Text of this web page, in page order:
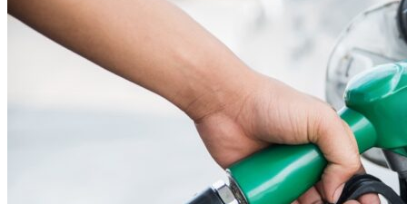
kan
förenkla
rejält